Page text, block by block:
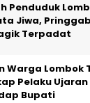
Penduduk
Jiwa,
Terpadat
Warga Lombok
Pelaku
Bupati